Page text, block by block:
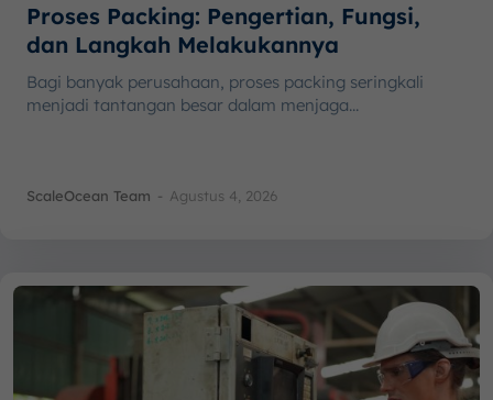
Proses Packing: Pengertian, Fungsi,
dan Langkah Melakukannya
Bagi banyak perusahaan, proses packing seringkali
menjadi tantangan besar dalam menjaga...
ScaleOcean Team - Agustus 4, 2026